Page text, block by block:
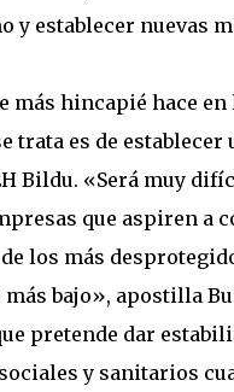
y establecer nuevas
más hincapié hace
trata es de
Bildu. «Será muy
que aspiren a
los más
bajo», apostilla
pretende dar
y sanitarios